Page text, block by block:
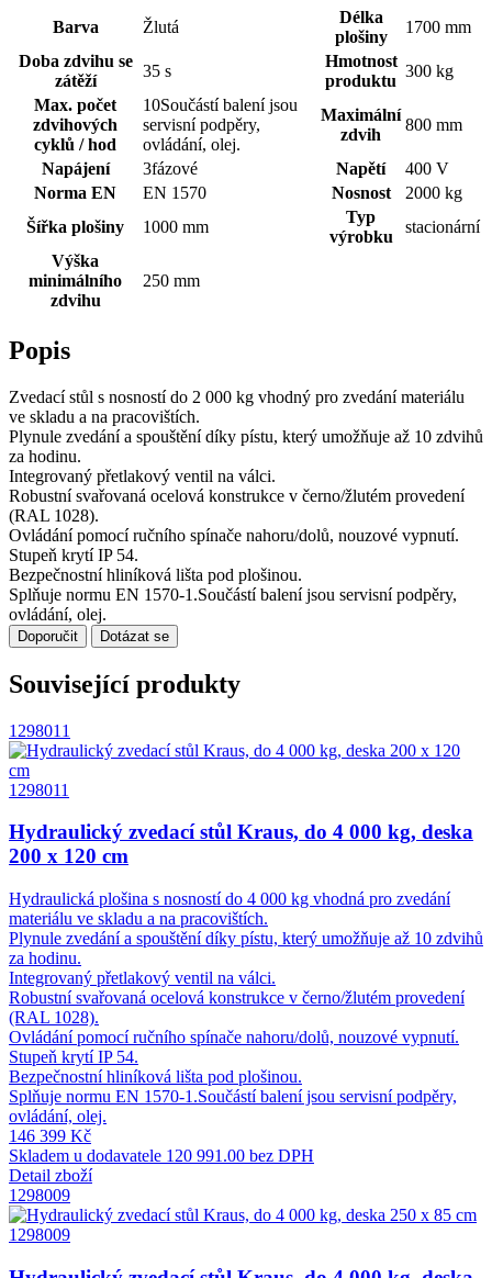
Barva Žlutá
Délka
plošiny
1700 mm
Doba zdvihu se
zátěží
35 s
Hmotnost
produktu
300 kg
Max. počet
zdvihových
cyklů / hod
10Součástí balení jsou
servisní podpěry,
ovládání, olej.
Maximální
zdvih
800 mm
Napájení 3fázové Napětí
400 V
Norma EN
EN 1570 Nosnost
2000 kg
Šířka plošiny
1000 mm
Typ
výrobku
stacionární
Výška
minimálního
zdvihu
250 mm
Popis
Zvedací stůl s nosností do 2 000 kg vhodný pro zvedání materiálu
ve skladu a na pracovištích.
Plynule zvedání a spouštění díky pístu, který umožňuje až 10 zdvihů
za hodinu.
Integrovaný přetlakový ventil na válci.
Robustní svařovaná ocelová konstrukce v černo/žlutém provedení
(RAL 1028).
Ovládání pomocí ručního spínače nahoru/dolů, nouzové vypnutí.
Stupeň krytí IP 54.
Bezpečnostní hliníková lišta pod plošinou.
Splňuje normu EN 1570-1.Součástí balení jsou servisní podpěry,
ovládání, olej.
Doporučit Dotázat se
Související produkty
1298011
1298011
Hydraulický zvedací stůl Kraus, do 4 000 kg, deska
200 x 120 cm
Hydraulická plošina s nosností do 4 000 kg vhodná pro zvedání
materiálu ve skladu a na pracovištích.
Plynule zvedání a spouštění díky pístu, který umožňuje až 10 zdvihů
za hodinu.
Integrovaný přetlakový ventil na válci.
Robustní svařovaná ocelová konstrukce v černo/žlutém provedení
(RAL 1028).
Ovládání pomocí ručního spínače nahoru/dolů, nouzové vypnutí.
Stupeň krytí IP 54.
Bezpečnostní hliníková lišta pod plošinou.
Splňuje normu EN 1570-1.Součástí balení jsou servisní podpěry,
ovládání, olej.
146 399 Kč
Skladem u dodavatele 120 991.00 bez DPH
Detail zboží
1298009
1298009